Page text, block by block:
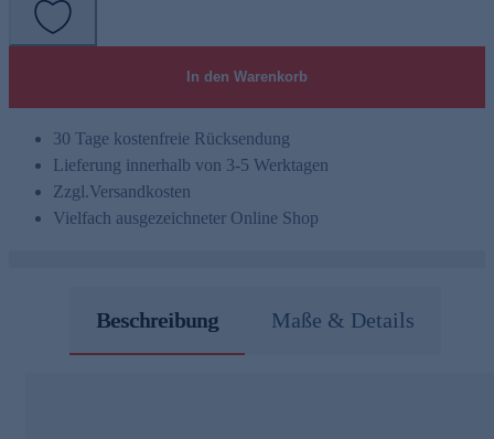
In den Warenkorb
30 Tage kostenfreie Rücksendung
Lieferung innerhalb von 3-5 Werktagen
Zzgl.Versandkosten
Vielfach ausgezeichneter Online Shop
Beschreibung Maße & Details